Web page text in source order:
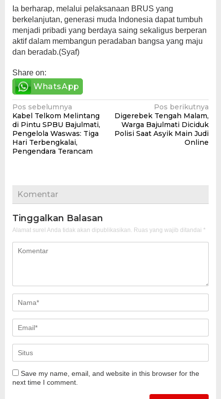
Ia berharap, melalui pelaksanaan BRUS yang
berkelanjutan, generasi muda Indonesia dapat tumbuh
menjadi pribadi yang berdaya saing sekaligus berperan
aktif dalam membangun peradaban bangsa yang maju
dan beradab.(Syaf)
Share on:
WhatsApp
Navigasi
pos
Pos sebelumnya
Kabel Telkom Melintang
di Pintu SPBU Bajulmati,
Pengelola Waswas: Tiga
Hari Terbengkalai,
Pengendara Terancam
Pos berikutnya
Digerebek Tengah Malam,
Warga Bajulmati Diciduk
Polisi Saat Asyik Main Judi
Online
Komentar
Tinggalkan Balasan
Alamat surel Anda tidak akan dipublikasikan. Ruas yang wajib ditandai *
Save my name, email, and website in this browser for the
next time I comment.